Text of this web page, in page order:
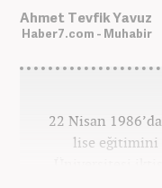
Ahmet Tevfik Yavuz
Haber7.com - Muhabir
22 Nisan
lise eğitimini
Üniversitesi